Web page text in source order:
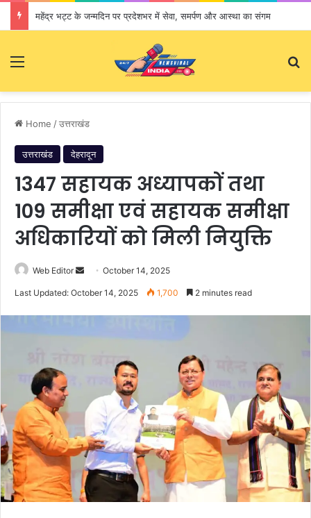
महेंद्र भट्ट के जन्मदिन पर प्रदेशभर में सेवा, समर्पण और आस्था का संगम
Home /उत्तराखंड
उत्तराखंड देहरादून
1347 सहायक अध्यापकों तथा
109 समीक्षा एवं सहायक समीक्षा
अधिकारियों को मिली नियुक्ति
Web Editor
a
a
l
October 14, 2025
Last Updated: October 14, 2025 1,700 2 minutes read